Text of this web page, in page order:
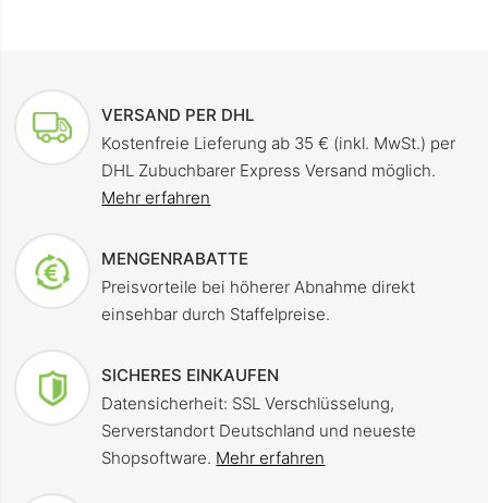
VERSAND PER DHL
Kostenfreie Lieferung ab 35 € (inkl. MwSt.) per
DHL Zubuchbarer Express Versand möglich.
Mehr erfahren
MENGENRABATTE
Preisvorteile bei höherer Abnahme direkt
einsehbar durch Staffelpreise.
SICHERES EINKAUFEN
Datensicherheit: SSL Verschlüsselung,
Serverstandort Deutschland und neueste
Shopsoftware. Mehr erfahren